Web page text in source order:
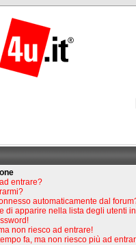
entrare?
automaticamente dal
di apparire nella lista degli utenti
non riesco ad entrare!
fa, ma non riesco più ad